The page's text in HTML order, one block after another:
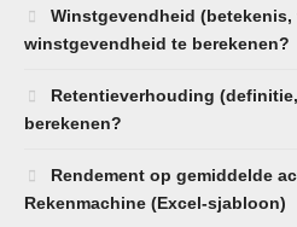
Winstgevendheid (betekenis,
winstgevendheid te berekenen?
Retentieverhouding (definitie,
berekenen?
Rendement op gemiddelde
Rekenmachine (Excel-sjabloon)